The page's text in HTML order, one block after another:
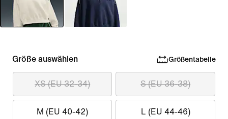
Größe auswählen Größentabelle
XS (EU 32-34) S (EU 36-38)
M (EU 40-42) L (EU 44-46)